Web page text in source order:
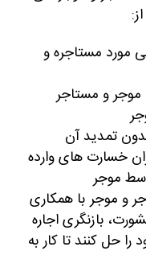
:
مورد مستاجره و
و مستاجر
تمدید آن
خسارت های وارده
موجر
و موجر با همکاری
بازنگری اجاره
حل کنند تا کار به